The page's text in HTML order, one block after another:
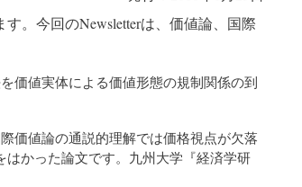
す。今回のNewsletterは、価値論、国際
価値実体による価値形態の規制関係の到
価値論の通説的理解では価格視点が欠落
かった論文です。九州大学『経済学研